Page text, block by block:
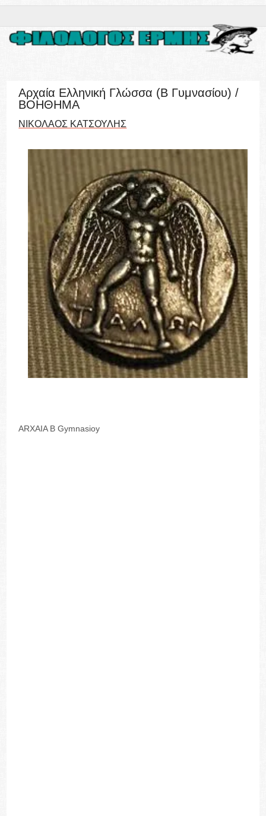
Αρχαία Ελληνική Γλώσσα (Β Γυμνασίου) /
ΒΟΗΘΗΜΑ
ΝΙΚΟΛΑΟΣ ΚΑΤΣΟΥΛΗΣ
ARXAIA B Gymnasioy